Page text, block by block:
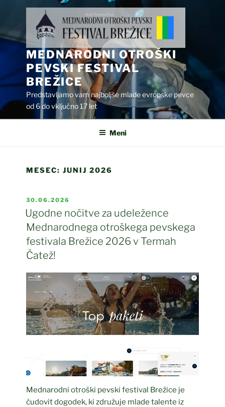
vsebino
MEDNARODNI OTROŠKI
PEVSKI FESTIVAL
BREŽICE
Predstavljamo vam najboljše mlade evropske pevce
od 6 do vključno 17 let
Meni
MESEC:JUNIJ 2026
OBJAVLJENO
DNE
30.06.2026
Ugodne nočitve za udeležence
Mednarodnega otroškega pevskega
festivala Brežice 2026 v Termah
Čatež!
Mednarodni otroški pevski festival Brežice je
čudovit dogodek, ki združuje mlade talente iz